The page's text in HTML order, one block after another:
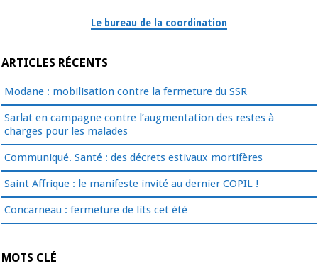
Le bureau de la coordination
ARTICLES RÉCENTS
Modane : mobilisation contre la fermeture du SSR
Sarlat en campagne contre l’augmentation des restes à
charges pour les malades
Communiqué. Santé : des décrets estivaux mortifères
Saint Affrique : le manifeste invité au dernier COPIL !
Concarneau : fermeture de lits cet été
MOTS CLÉ